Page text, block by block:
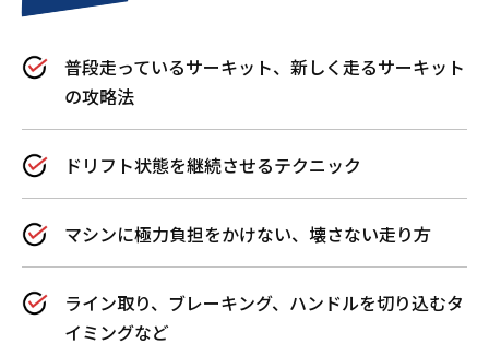
普段走っているサーキット、新しく走るサーキット
の攻略法
ドリフト状態を継続させるテクニック
マシンに極力負担をかけない、壊さない走り方
​ライン取り、ブレーキング、ハンドルを切り込むタ
イミングなど